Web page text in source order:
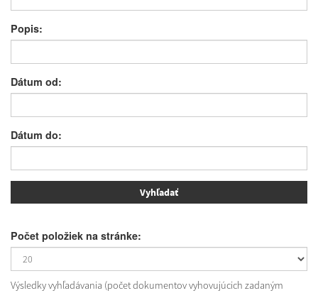
Popis:
Dátum od:
Dátum do:
Počet položiek na stránke:
Výsledky vyhľadávania (počet dokumentov vyhovujúcich zadaným